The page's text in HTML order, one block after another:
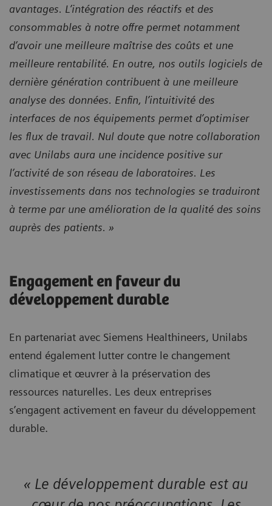
avantages. L’intégration des réactifs et des
consommables à notre offre permet notamment
d’avoir une meilleure maîtrise des coûts et une
meilleure rentabilité. En outre, nos outils logiciels de
dernière génération contribuent à une meilleure
analyse des données. Enfin, l’intuitivité des
interfaces de nos équipements permet d’optimiser
les flux de travail. Nul doute que notre collaboration
avec Unilabs aura une incidence positive sur
l’activité de son réseau de laboratoires. Les
investissements dans nos technologies se traduiront
à terme par une amélioration de la qualité des soins
auprès des patients. »
Engagement en faveur du
développement durable
En partenariat avec Siemens Healthineers, Unilabs
entend également lutter contre le changement
climatique et œuvrer à la préservation des
ressources naturelles. Les deux entreprises
s’engagent activement en faveur du développement
durable.
« Le développement durable est au